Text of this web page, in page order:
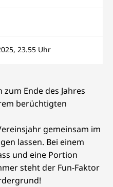
23.55 Uhr
Ende des Jahres
berüchtigten
gemeinsam im
lassen. Bei einem
und eine Portion
steht der Fun-Faktor